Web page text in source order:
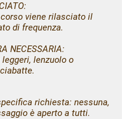
viene rilasciato il
di frequenza.
NECESSARIA:
lenzuolo o
richiesta: nessuna,
è aperto a tutti.